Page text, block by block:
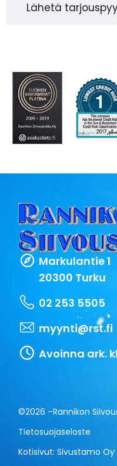
Lähetä
Markulantie 1
20300 Turku
02 253 5505
myynti@rst.fi
Avoinna ark.
©2026 –Rannikon
Tietosuojaseloste
Kotisivut:Sivustamo Oy